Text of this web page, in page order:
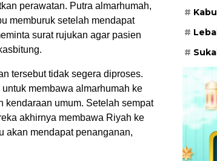
perawatan. Putra almarhumah,
memburuk setelah mendapat
surat rujukan agar pasien
tersebut tidak segera diproses.
membawa almarhumah ke
kendaraan umum. Setelah sempat
akhirnya membawa Riyah ke
akan mendapat penanganan,